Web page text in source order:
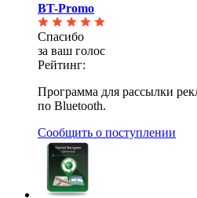
BT-Promo
Спасибо
за ваш голос
Рейтинг:
Программа для рассылки
по Bluetooth.
Сообщить о поступлении